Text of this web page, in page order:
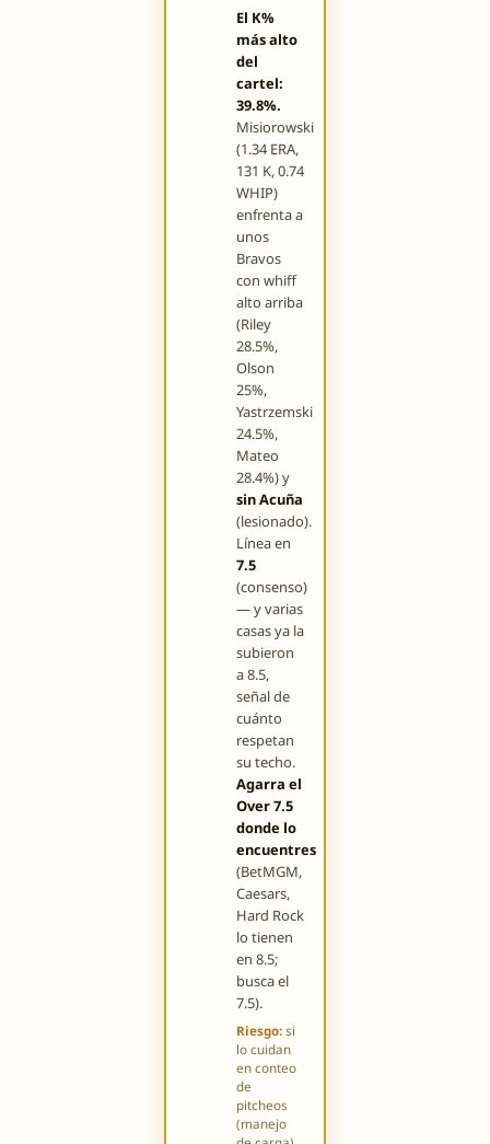
El K%
más alto
del
cartel:
39.8%.
Misiorowski
(1.34 ERA,
131 K, 0.74
WHIP)
enfrenta a
unos
Bravos
con whiff
alto arriba
(Riley
28.5%,
Olson
25%,
Yastrzemski
24.5%,
Mateo
28.4%) y
sin Acuña
(lesionado).
Línea en
7.5
(consenso)
— y varias
casas ya la
subieron
a 8.5,
señal de
cuánto
respetan
su techo.
Agarra el
Over 7.5
donde lo
encuentres
(BetMGM,
Caesars,
Hard Rock
lo tienen
en 8.5;
busca el
7.5).
Riesgo:si
lo cuidan
en conteo
de
pitcheos
(manejo